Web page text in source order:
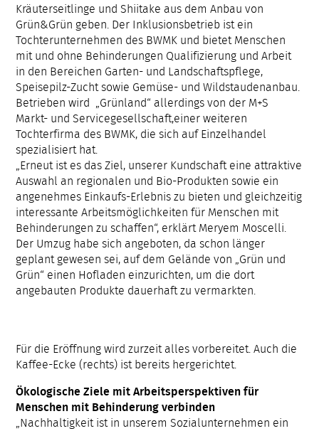
Kräuterseitlinge und Shiitake aus dem Anbau von
Grün&Grün geben. Der Inklusionsbetrieb ist ein
Tochterunternehmen des BWMK und bietet Menschen
mit und ohne Behinderungen Qualifizierung und Arbeit
in den Bereichen Garten- und Landschaftspflege,
Speisepilz-Zucht sowie Gemüse- und Wildstaudenanbau.
Betrieben wird „Grünland“ allerdings von der M+S
Markt- und Servicegesellschaft,einer weiteren
Tochterfirma des BWMK, die sich auf Einzelhandel
spezialisiert hat.
„Erneut ist es das Ziel, unserer Kundschaft eine attraktive
Auswahl an regionalen und Bio-Produkten sowie ein
angenehmes Einkaufs-Erlebnis zu bieten und gleichzeitig
interessante Arbeitsmöglichkeiten für Menschen mit
Behinderungen zu schaffen“, erklärt Meryem Moscelli.
Der Umzug habe sich angeboten, da schon länger
geplant gewesen sei, auf dem Gelände von „Grün und
Grün“ einen Hofladen einzurichten, um die dort
angebauten Produkte dauerhaft zu vermarkten.
Für die Eröffnung wird zurzeit alles vorbereitet. Auch die
Kaffee-Ecke (rechts) ist bereits hergerichtet.
Ökologische Ziele mit Arbeitsperspektiven für
Menschen mit Behinderung verbinden
„Nachhaltigkeit ist in unserem Sozialunternehmen ein